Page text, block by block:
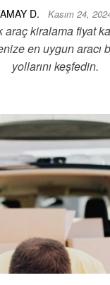
D. Kasım 24,
araç kiralama fiyat
en uygun aracı
yollarını keşfedin.